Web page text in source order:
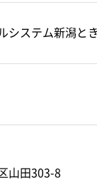
システム新潟と
山田303-8